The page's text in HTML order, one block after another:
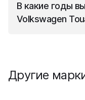
В какие годы
Volkswagen
Другие